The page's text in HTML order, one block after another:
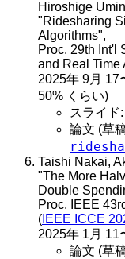
Hiroshige
"Ridesharing
Algorithms",
Proc. 29th Int'l
and Real Time
2025年 9月 17
50% くらい)
スライド:
論文 (草
Taishi Nakai,
"The More
Double
Proc. IEEE
( IEEE ICCE
2025年 1月 11
論文 (草